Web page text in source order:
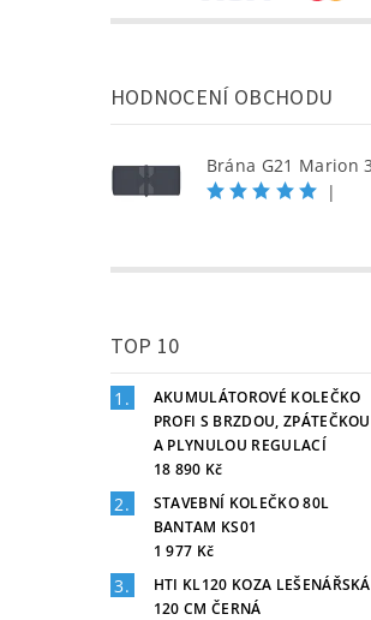
HODNOCENÍ OBCHODU
|
TOP 10
AKUMULÁTOROVÉ KOLEČKO
PROFI S BRZDOU, ZPÁTEČKOU
A PLYNULOU REGULACÍ
18 890 Kč
STAVEBNÍ KOLEČKO 80L
BANTAM KS01
1 977 Kč
HTI KL120 KOZA LEŠENÁŘSKÁ
120 CM ČERNÁ